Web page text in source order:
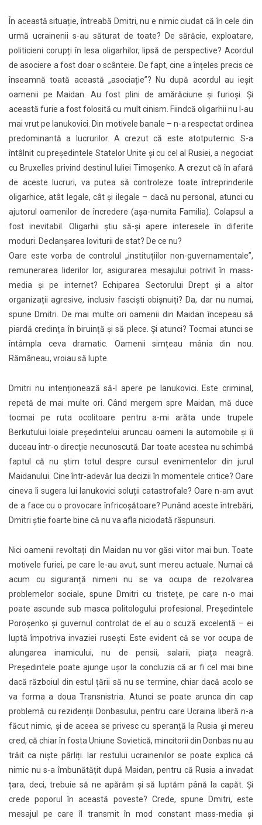
În această situație, întreabă Dmitri, nu e nimic ciudat că în cele din
urmă ucrainenii s-au săturat de toate? De sărăcie, exploatare,
politicieni corupți în lesa oligarhilor, lipsă de perspective? Acordul
de asociere a fost doar o scânteie. De fapt, cine a înțeles precis ce
înseamnă toată această „asociație”? Nu după acordul au ieșit
oamenii pe Maidan. Au fost plini de amărăciune și furioși. Și
această furie a fost folosită cu mult cinism. Fiindcă oligarhii nu l-au
mai vrut pe Ianukovici. Din motivele banale – n-a respectat ordinea
predominantă a lucrurilor. A crezut că este atotputernic. S-a
întâlnit cu președintele Statelor Unite și cu cel al Rusiei, a negociat
cu Bruxelles privind destinul Iuliei Timoșenko. A crezut că în afară
de aceste lucruri, va putea să controleze toate întreprinderile
oligarhice, atât legale, cât și ilegale – dacă nu personal, atunci cu
ajutorul oamenilor de încredere (așa-numita Familia). Colapsul a
fost inevitabil. Oligarhii știu să-și apere interesele în diferite
moduri. Declanşarea loviturii de stat? De ce nu?
Oare este vorba de controlul „instituțiilor non-guvernamentale”,
remunerarea liderilor lor, asigurarea mesajului potrivit în mass-
media și pe internet? Echiparea Sectorului Drept și a altor
organizații agresive, inclusiv fasciști obișnuiți? Da, dar nu numai,
spune Dmitri. De mai multe ori oamenii din Maidan începeau să
piardă credința în biruință și să plece. Și atunci? Tocmai atunci se
întâmpla ceva dramatic. Oamenii simțeau mânia din nou.
Rămâneau, vroiau să lupte.
Dmitri nu intenționează să-l apere pe Ianukovici. Este criminal,
repetă de mai multe ori. Când mergem spre Maidan, mă duce
tocmai pe ruta ocolitoare pentru a-mi arăta unde trupele
Berkutului loiale președintelui aruncau oameni la automobile și îi
duceau într-o direcție necunoscută. Dar toate acestea nu schimbă
faptul că nu știm totul despre cursul evenimentelor din jurul
Maidanului. Cine într-adevăr lua decizii în momentele critice? Oare
cineva îi sugera lui Ianukovici soluții catastrofale? Oare n-am avut
de a face cu o provocare înfricoșătoare? Punând aceste întrebări,
Dmitri știe foarte bine că nu va afla niciodată răspunsuri.
Nici oamenii revoltați din Maidan nu vor găsi viitor mai bun. Toate
motivele furiei, pe care le-au avut, sunt mereu actuale. Numai că
acum cu siguranță nimeni nu se va ocupa de rezolvarea
problemelor sociale, spune Dmitri cu tristețe, pe care n-o mai
poate ascunde sub masca politologului profesional. Președintele
Poroșenko și guvernul controlat de el au o scuză excelentă – ei
luptă împotriva invaziei rusești. Este evident că se vor ocupa de
alungarea inamicului, nu de pensii, salarii, piața neagră.
Președintele poate ajunge ușor la concluzia că ar fi cel mai bine
dacă războiul din estul țării să nu se termine, chiar dacă acolo se
va forma a doua Transnistria. Atunci se poate arunca din cap
problemă cu rezidenții Donbasului, pentru care Ucraina liberă n-a
făcut nimic, și de aceea se privesc cu speranță la Rusia și mereu
cred, că chiar în fosta Uniune Sovietică, mincitorii din Donbas nu au
trăit ca niște pârliți. Iar restului ucrainenilor se poate explica că
nimic nu s-a îmbunătățit după Maidan, pentru că Rusia a invadat
țara, deci, trebuie să ne apărăm și să luptăm până la capăt. Și
crede poporul în această poveste? Crede, spune Dmitri, este
mesajul pe care îl transmit în mod constant mass-media și